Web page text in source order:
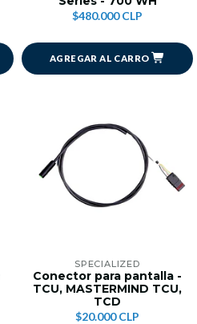
$480.000 CLP
AGREGAR AL CARRO
SPECIALIZED
Conector para pantalla -
TCU, MASTERMIND TCU,
TCD
$20.000 CLP